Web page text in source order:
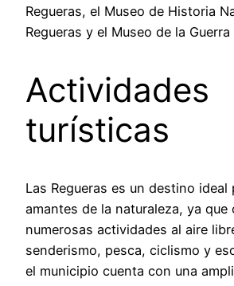
Regueras, el Museo de Historia
Regueras y el Museo de la
Actividades
turísticas
Las Regueras es un destino ideal
amantes de la naturaleza, ya que
numerosas actividades al aire
senderismo, pesca, ciclismo y
el municipio cuenta con una